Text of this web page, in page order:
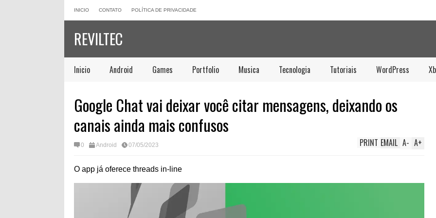
INICIO CONTATO POLÍTICA DE PRIVACIDADE
REVILTEC
Inicio Android Games Portfolio Musica Tecnologia Tutoriais WordPress
Google Chat vai deixar você citar mensagens, deixando os
canais ainda mais confusos
0 Android 07/05/2023 A+
A-
EMAIL
PRINT
O app já oferece threads in-line